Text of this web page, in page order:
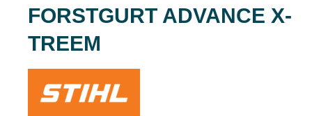
FORSTGURT ADVANCE X-
TREEM